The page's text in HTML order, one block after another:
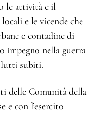
le attività e il
e le vicende che
e contadine di
impegno nella guerra
lutti subiti.
delle Comunità della
e con l’esercito